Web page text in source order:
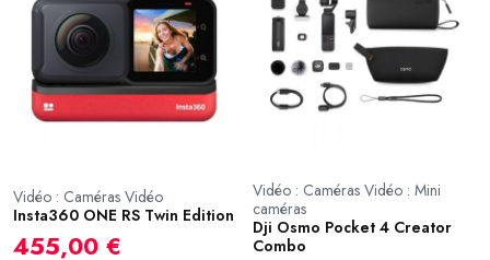
Vidéo : Caméras Vidéo
Insta360 ONE RS Twin Edition
455,00 €
Vidéo : Caméras Vidéo : Mini
caméras
Dji Osmo Pocket 4 Creator
Combo